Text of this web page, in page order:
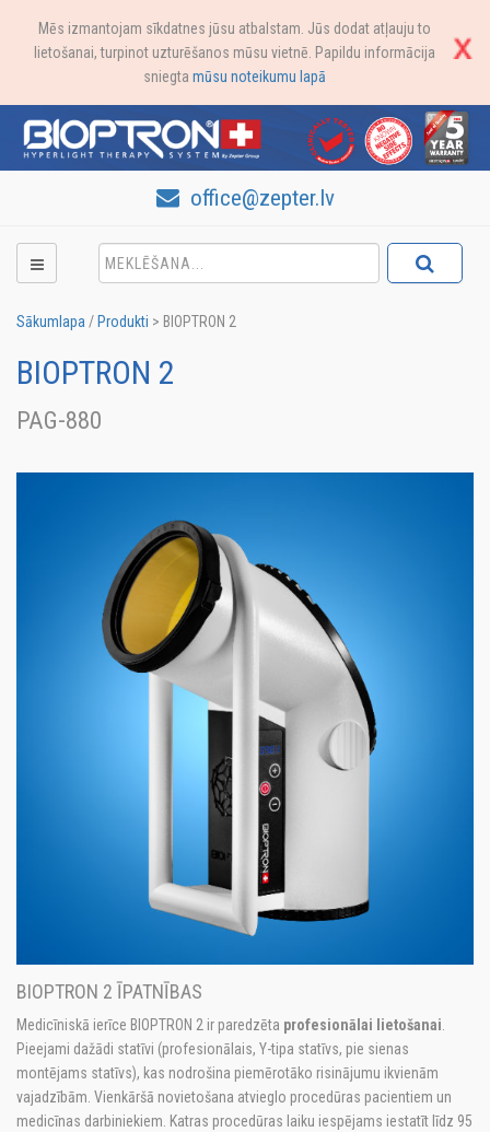
Mēs izmantojam sīkdatnes jūsu atbalstam. Jūs dodat atļauju to
lietošanai, turpinot uzturēšanos mūsu vietnē. Papildu informācija
sniegta mūsu noteikumu lapā
office@zepter.lv
Sākumlapa / Produkti > BIOPTRON 2
BIOPTRON 2
PAG-880
BIOPTRON 2 ĪPATNĪBAS
Medicīniskā ierīce BIOPTRON 2 ir paredzēta profesionālai lietošanai.
Pieejami dažādi statīvi (profesionālais, Y-tipa statīvs, pie sienas
montējams statīvs), kas nodrošina piemērotāko risinājumu ikvienām
vajadzībām. Vienkāršā novietošana atvieglo procedūras pacientiem un
medicīnas darbiniekiem. Katras procedūras laiku iespējams iestatīt līdz 95